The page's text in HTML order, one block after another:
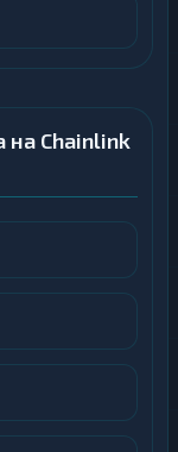
на Chainlink